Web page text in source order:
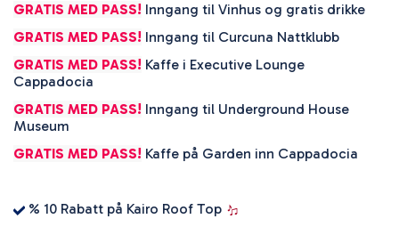
GRATIS MED PASS! Inngang til Vinhus og gratis drikke
GRATIS MED PASS! Inngang til Curcuna Nattklubb
GRATIS MED PASS! Kaffe i Executive Lounge
Cappadocia
GRATIS MED PASS! Inngang til Underground House
Museum
GRATIS MED PASS! Kaffe på Garden inn Cappadocia
% 10 Rabatt på Kairo Roof Top